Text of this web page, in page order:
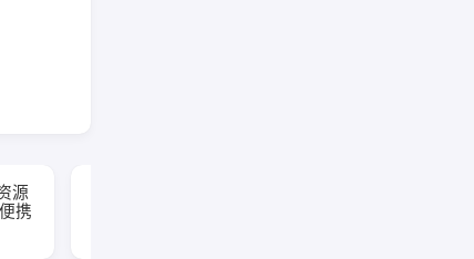
源
携